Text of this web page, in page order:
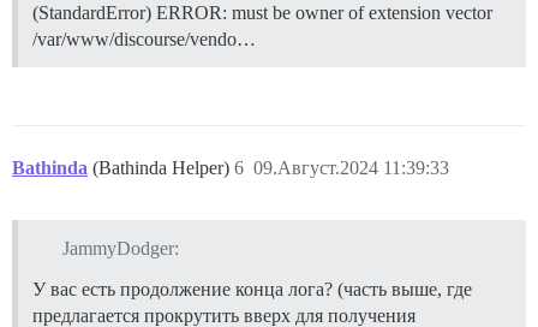
(StandardError) ERROR: must be owner of extension vector
/var/www/discourse/vendo…
Bathinda (Bathinda Helper) 09.Август.2024 11:39:33
6
JammyDodger:
У вас есть продолжение конца лога? (часть выше, где
предлагается прокрутить вверх для получения